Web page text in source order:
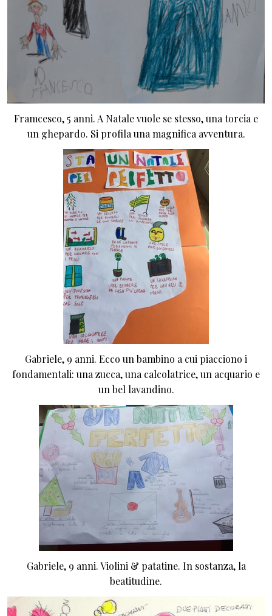
Framcesco, 5 anni. A Natale vuole se stesso, una torcia e
un ghepardo. Si profila una magnifica avventura.
Gabriele, 9 anni. Ecco un bambino a cui piacciono i
fondamentali: una zucca, una calcolatrice, un acquario e
un bel lavandino.
Gabriele, 9 anni. Violini & patatine. In sostanza, la
beatitudine.